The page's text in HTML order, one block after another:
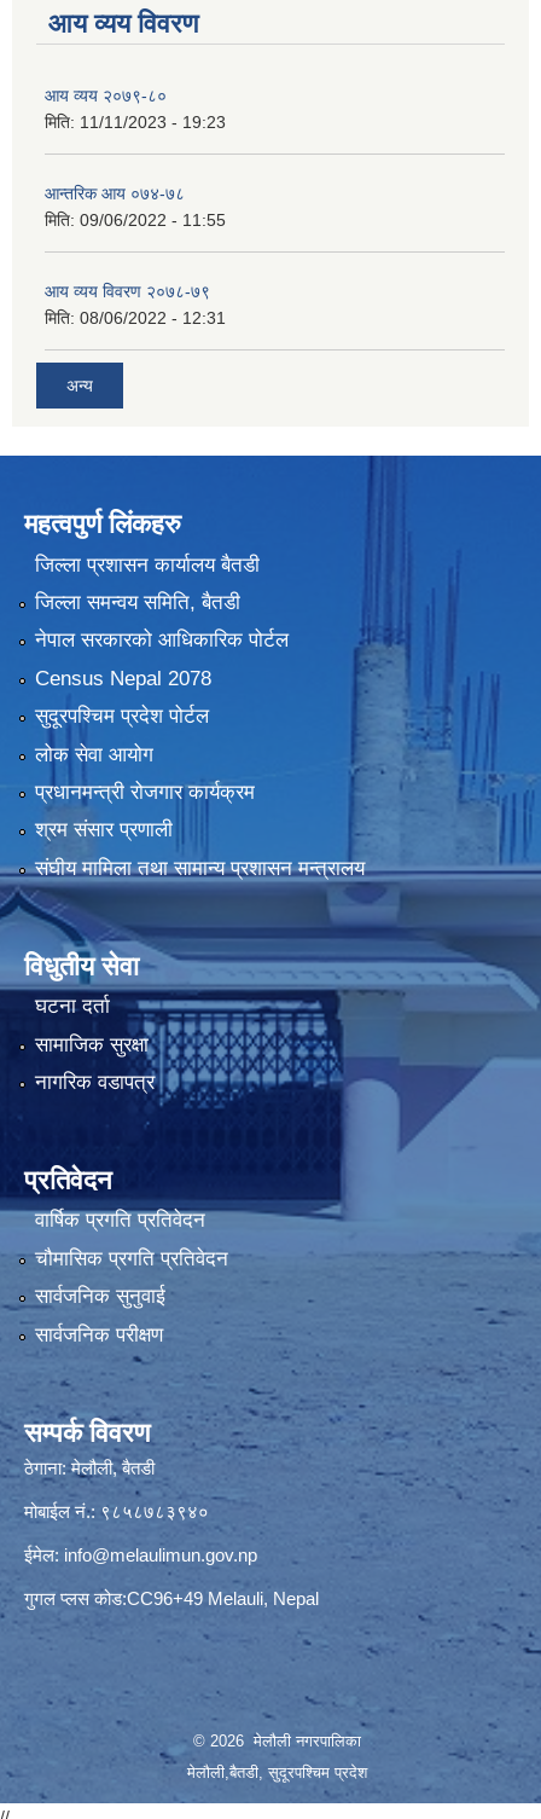
आय व्यय विवरण
आय व्यय २०७९-८०
मिति: 11/11/2023 - 19:23
आन्तरिक आय ०७४-७८
मिति: 09/06/2022 - 11:55
आय व्यय विवरण २०७८-७९
मिति: 08/06/2022 - 12:31
अन्य
महत्वपुर्ण लिंकहरु
जिल्ला प्रशासन कार्यालय बैतडी
जिल्ला समन्वय समिति, बैतडी
नेपाल सरकारको आधिकारिक पोर्टल
Census Nepal 2078
सुदूरपश्चिम प्रदेश पोर्टल
लोक सेवा आयोग
प्रधानमन्त्री रोजगार कार्यक्रम
श्रम संसार प्रणाली
संघीय मामिला तथा सामान्य प्रशासन मन्त्रालय
विधुतीय सेवा
घटना दर्ता
सामाजिक सुरक्षा
नागरिक वडापत्र
प्रतिवेदन
वार्षिक प्रगति प्रतिवेदन
चौमासिक प्रगति प्रतिवेदन
सार्वजनिक सुनुवाई
सार्वजनिक परीक्षण
सम्पर्क विवरण
ठेगाना: मेलौली, बैतडी
मोबाईल नं.: ९८५८७८३९४०
ईमेल: info@melaulimun.gov.np
गुगल प्लस कोड:CC96+49 Melauli, Nepal
© 2026 मेलौली नगरपालिका
मेलौली,बैतडी, सुदूरपश्‍चिम प्रदेश